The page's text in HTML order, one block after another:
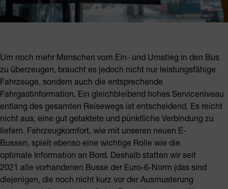
Um noch mehr Menschen vom Ein- und Umstieg in den Bus
zu überzeugen, braucht es jedoch nicht nur leistungsfähige
Fahrzeuge, sondern auch die entsprechende
Fahrgastinformation. Ein gleichbleibend hohes Serviceniveau
entlang des gesamten Reisewegs ist entscheidend. Es reicht
nicht aus, eine gut getaktete und pünktliche Verbindung zu
liefern. Fahrzeugkomfort, wie mit unseren neuen E-
Bussen, spielt ebenso eine wichtige Rolle wie die
optimale Information an Bord. Deshalb statten wir seit
2021 alle vorhandenen Busse der Euro-6-Norm (das sind
diejenigen, die noch nicht kurz vor der Ausmusterung